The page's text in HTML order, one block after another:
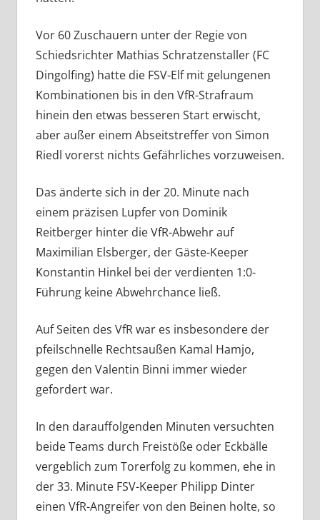
Vor 60 Zuschauern unter der Regie von
Schiedsrichter Mathias Schratzenstaller (FC
Dingolfing) hatte die FSV-Elf mit gelungenen
Kombinationen bis in den VfR-Strafraum
hinein den etwas besseren Start erwischt,
aber außer einem Abseitstreffer von Simon
Riedl vorerst nichts Gefährliches vorzuweisen.
Das änderte sich in der 20. Minute nach
einem präzisen Lupfer von Dominik
Reitberger hinter die VfR-Abwehr auf
Maximilian Elsberger, der Gäste-Keeper
Konstantin Hinkel bei der verdienten 1:0-
Führung keine Abwehrchance ließ.
Auf Seiten des VfR war es insbesondere der
pfeilschnelle Rechtsaußen Kamal Hamjo,
gegen den Valentin Binni immer wieder
gefordert war.
In den darauffolgenden Minuten versuchten
beide Teams durch Freistöße oder Eckbälle
vergeblich zum Torerfolg zu kommen, ehe in
der 33. Minute FSV-Keeper Philipp Dinter
einen VfR-Angreifer von den Beinen holte, so